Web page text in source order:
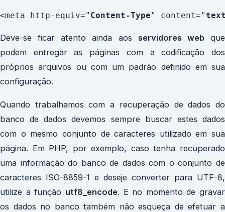
<meta http-equiv=" Content-Type" content="
Deve-se ficar atento ainda aos servidores web que
podem entregar as páginas com a codificação dos
próprios arquivos ou com um padrão definido em sua
configuração.
Quando trabalhamos com a recuperação de dados do
banco de dados devemos sempre buscar estes dados
com o mesmo conjunto de caracteres utilizado em sua
página. Em PHP, por exemplo, caso tenha recuperado
uma informação do banco de dados com o conjunto de
caracteres ISO-8859-1 e deseje converter para UTF-8,
utilize a função utf8_encode. E no momento de gravar
os dados no banco também não esqueça de efetuar a